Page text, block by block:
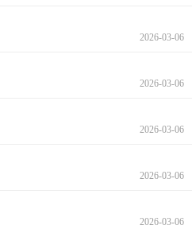
2026-03-06
2026-03-06
2026-03-06
2026-03-06
2026-03-06